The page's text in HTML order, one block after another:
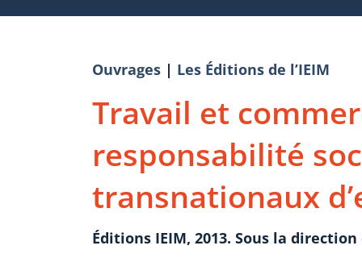
Ouvrages | Les Éditions de l’IEIM
Travail et
responsabilité
transnationaux
Éditions IEIM, 2013. Sous la direction